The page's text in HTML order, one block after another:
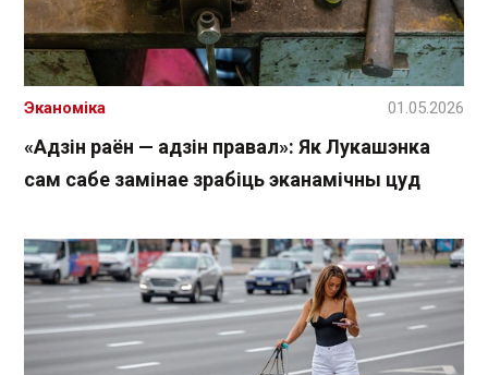
«Адзін раён — адзін правал»: Як Лукашэнка
сам сабе замінае зрабіць эканамічны цуд
Эканоміка 01.05.2026